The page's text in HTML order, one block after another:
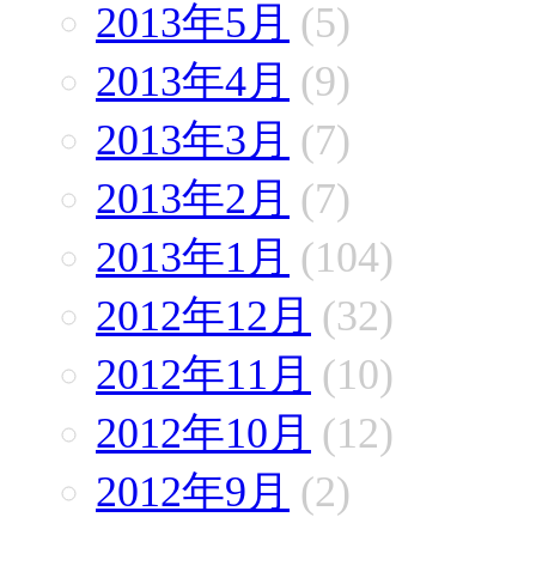
2013年5月 (5)
2013年4月 (9)
2013年3月 (7)
2013年2月 (7)
2013年1月 (104)
2012年12月 (32)
2012年11月 (10)
2012年10月 (12)
2012年9月 (2)